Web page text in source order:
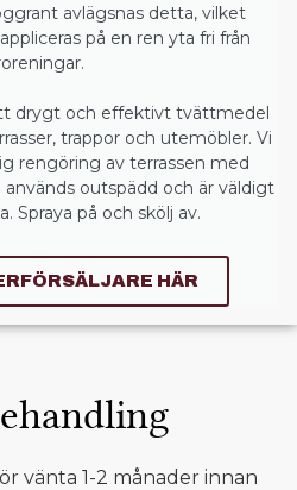
avlägsnas detta, vilket
på en ren yta fri från
drygt och effektivt tvättmedel
trappor och utemöbler. Vi
rengöring av terrassen med
används outspädd och är väldigt
Spraya på och skölj av.
HÄR
vänta 1-2 månader innan